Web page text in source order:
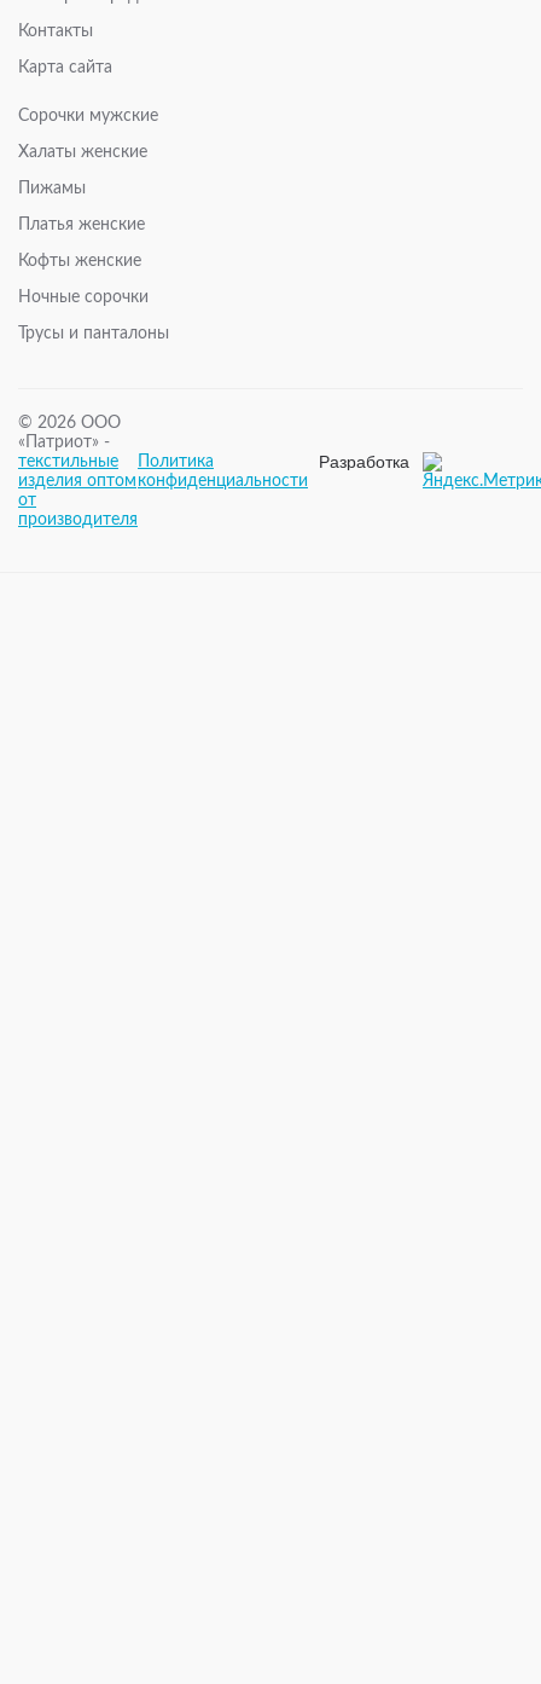
Контакты
Карта сайта
Сорочки мужские
Халаты женские
Пижамы
Платья женские
Кофты женские
Ночные сорочки
Трусы и панталоны
© 2026 ООО
«Патриот» -
текстильные
изделия оптом
от
производителя
Политика
конфиденциальности
Разработка